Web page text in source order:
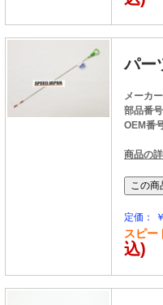
パー
メーカー
部品番
OEM番
商品の
定価：
スピー
込)